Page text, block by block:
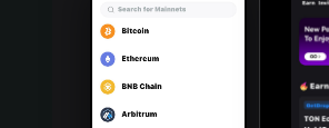
Português (Portugal)
Bahasa Indonesia